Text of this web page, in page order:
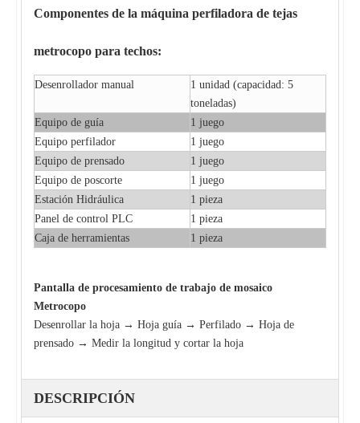
Componentes de la máquina perfiladora de tejas
metrocopo para techos:
Desenrollador manual
1 unidad (capacidad: 5
toneladas)
Equipo de guía
1 juego
Equipo perfilador
1 juego
Equipo de prensado
1 juego
Equipo de poscorte
1 juego
Estación Hidráulica
1 pieza
Panel de control PLC
1 pieza
Caja de herramientas
1 pieza
Pantalla de procesamiento de trabajo de mosaico
Metrocopo
Desenrollar la hoja → Hoja guía → Perfilado → Hoja de
prensado → Medir la longitud y cortar la hoja
DESCRIPCIÓN